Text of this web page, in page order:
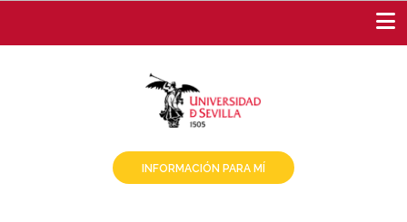
contenido
INFORMACIÓN PARA MÍ